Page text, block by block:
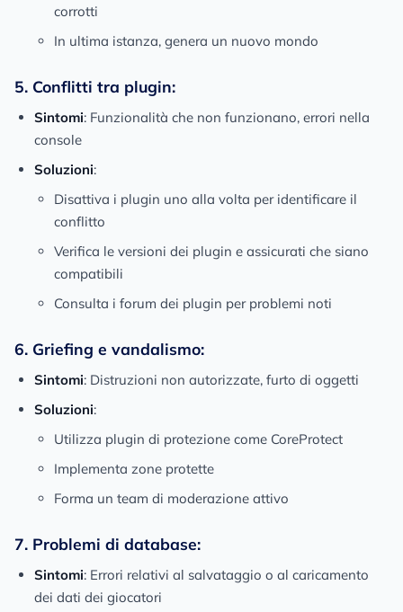
corrotti
In ultima istanza, genera un nuovo mondo
5. Conflitti tra plugin:
Sintomi: Funzionalità che non funzionano, errori nella
console
Soluzioni:
Disattiva i plugin uno alla volta per identificare il
conflitto
Verifica le versioni dei plugin e assicurati che siano
compatibili
Consulta i forum dei plugin per problemi noti
6. Griefing e vandalismo:
Sintomi: Distruzioni non autorizzate, furto di oggetti
Soluzioni:
Utilizza plugin di protezione come CoreProtect
Implementa zone protette
Forma un team di moderazione attivo
7. Problemi di database:
Sintomi: Errori relativi al salvataggio o al caricamento
dei dati dei giocatori